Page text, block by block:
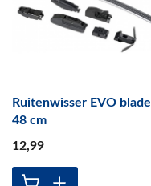
Ruitenwisser EVO blade
48 cm
12,99